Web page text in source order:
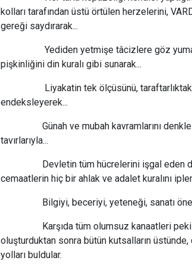
kolları tarafından üstü örtülen herzelerini,
gereği saydırarak...
Yediden yetmişe tâcizlere göz
pişkinliğini din kuralı gibi sunarak...
Liyakatin tek ölçüsünü, taraftarlıktaki
endeksleyerek...
Günah ve mubah kavramlarını
tavırlarıyla...
Devletin tüm hücrelerini işgal eden
cemaatlerin hiç bir ahlak ve adalet kuralını
Bilgiyi, beceriyi, yeteneği, sanatı
Karşıda tüm olumsuz kanaatleri
oluşturduktan sonra bütün kutsalların
yolları buldular.